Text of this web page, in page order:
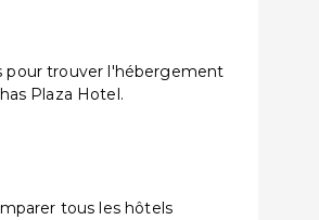
pour trouver l'hébergement
Plaza Hotel.
tous les hôtels